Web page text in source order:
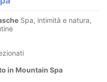
Spa, intimità e natura,
in Mountain Spa